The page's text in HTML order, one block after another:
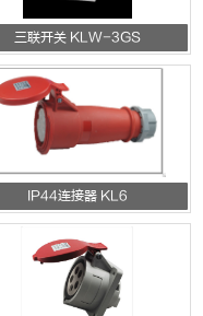
三联开关 KLW-3GS
IP44连接器 KL6